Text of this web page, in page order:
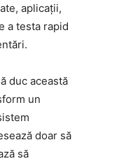
aplicații,
a testa rapid
duc această
un
doar să
să